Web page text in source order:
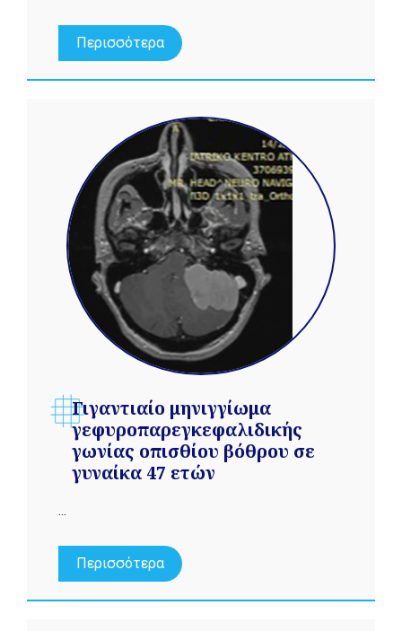
Περισσότερα
Γιγαντιαίο μηνιγγίωμα
γεφυροπαρεγκεφαλιδικής
γωνίας οπισθίου βόθρου σε
γυναίκα 47 ετών
...
Περισσότερα